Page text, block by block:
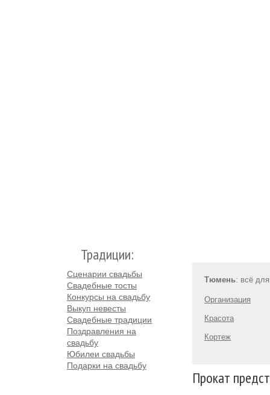
Традиции:
Сценарии свадьбы
Свадебные тосты
Конкурсы на свадьбу
Выкуп невесты
Свадебные традиции
Поздравления на
свадьбу
Юбилеи свадьбы
Подарки на свадьбу
Тюмень: всё
Организация
Красота
Кортеж
Прокат